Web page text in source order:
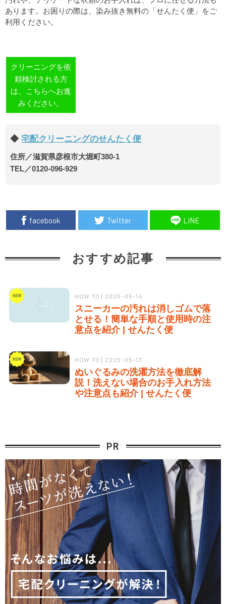
あります。お困りの際は、染み抜き無料の「せんたく便」をご
利用ください。
クリーニングを依
頼検討される方
は、こちらへお進
みください。
宅配クリーニングのせんたく便
住所／滋賀県彦根市大堀町380-1
TEL／0120-096-929
facebook Twitter LINE
おすすめ記事
HOW TO | 2025-05-14
スニーカーの汚れは消しゴムで落
とせる！簡単な手順と使用時の注
意点を紹介 | せんたく便
HOW TO | 2025-05-13
ぬいぐるみの洗濯方法を徹底解
説！洗えない場合のお手入れ方法
や注意点も紹介 | せんたく便
PR